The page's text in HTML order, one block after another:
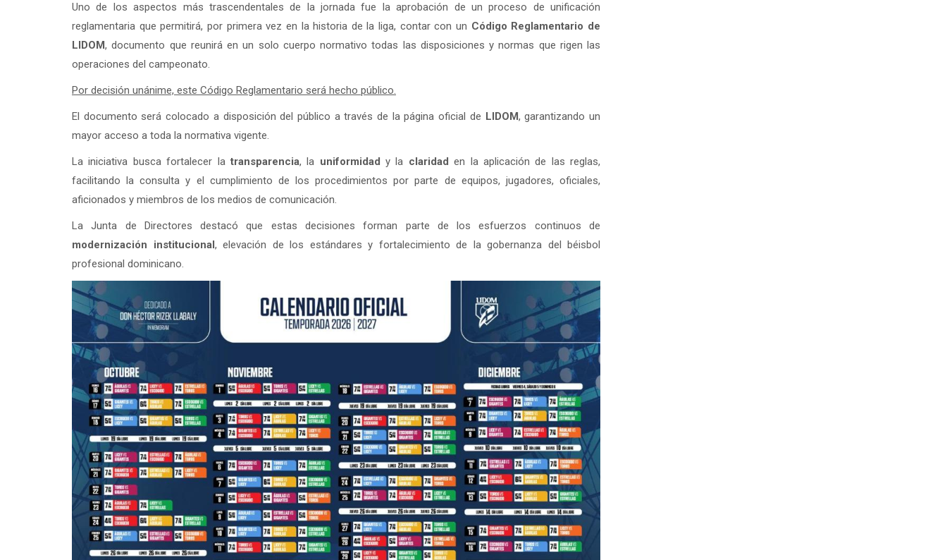
Uno de los aspectos más trascendentales de la jornada fue la aprobación de un proceso de unificación
reglamentaria que permitirá, por primera vez en la historia de la liga, contar con un Código Reglamentario de
LIDOM, documento que reunirá en un solo cuerpo normativo todas las disposiciones y normas que rigen las
operaciones del campeonato.
Por decisión unánime, este Código Reglamentario será hecho público.
El documento será colocado a disposición del público a través de la página oficial de LIDOM, garantizando un
mayor acceso a toda la normativa vigente.
La iniciativa busca fortalecer la transparencia, la uniformidad y la claridad en la aplicación de las reglas,
facilitando la consulta y el cumplimiento de los procedimientos por parte de equipos, jugadores, oficiales,
aficionados y miembros de los medios de comunicación.
La Junta de Directores destacó que estas decisiones forman parte de los esfuerzos continuos de
modernización institucional , elevación de los estándares y fortalecimiento de la gobernanza del béisbol
profesional dominicano.